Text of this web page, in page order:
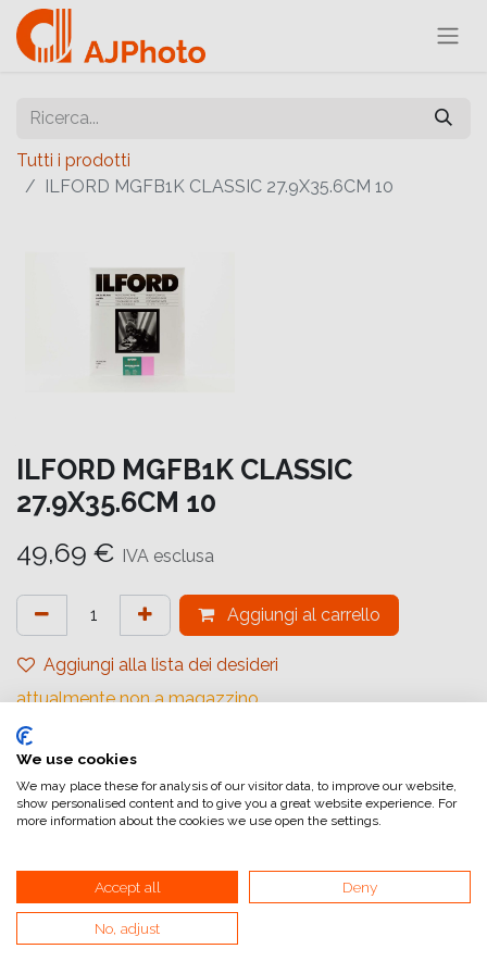
Tutti i prodotti
ILFORD MGFB1K CLASSIC 27.9X35.6CM 10
ILFORD MGFB1K CLASSIC
27.9X35.6CM 10
49,69 € IVA esclusa
Aggiungi al carrello
Aggiungi alla lista dei desideri
attualmente non a magazzino
Marchio (Carta)
Tipologia:Baritato
Gradiente:Carta a Contrasto Variabile
Formato (Carta):27,9x35,6 cm (11x14inch)
Superficie:Lucida
We use cookies
We may place these for analysis of our visitor data, to improve our website,
show personalised content and to give you a great website experience. For
more information about the cookies we use open the settings.
Accept all Deny
No, adjust